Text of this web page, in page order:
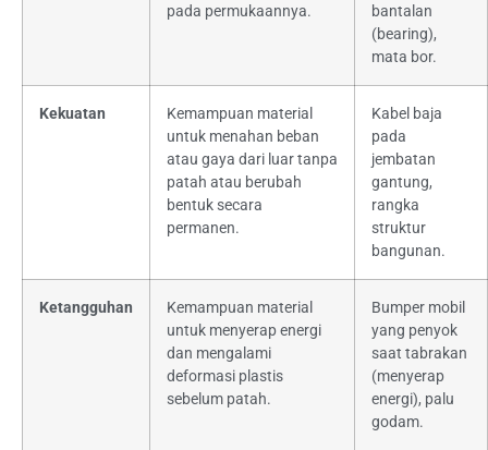
pada permukaannya.
bantalan
(bearing),
mata bor.
Kekuatan
Kemampuan material
untuk menahan beban
atau gaya dari luar tanpa
patah atau berubah
bentuk secara
permanen.
Kabel baja
pada
jembatan
gantung,
rangka
struktur
bangunan.
Ketangguhan
Kemampuan material
untuk menyerap energi
dan mengalami
deformasi plastis
sebelum patah.
Bumper mobil
yang penyok
saat tabrakan
(menyerap
energi), palu
godam.